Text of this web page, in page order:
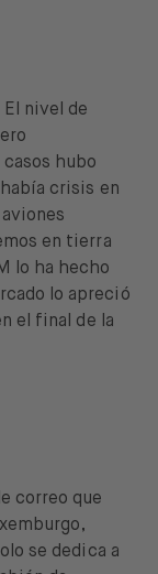
nivel de
hubo
crisis en
en tierra
lo ha hecho
lo apreció
el final de la
correo que
se dedica a